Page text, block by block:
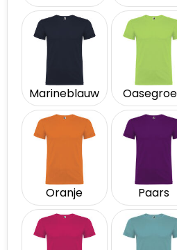
Marineblauw
Oranje Paars